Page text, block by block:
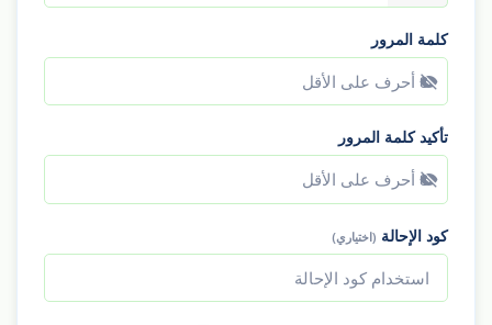
كلمة المرور
إظهار كلمة المرور
تأكيد كلمة المرور
إظهار كلمة المرور
كود الإحالة (اختياري)